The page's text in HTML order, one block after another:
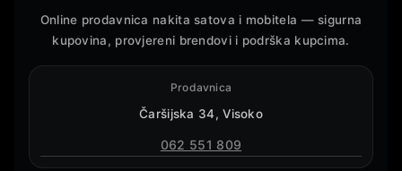
Online prodavnica nakita satova i mobitela — sigurna
kupovina, provjereni brendovi i podrška kupcima.
Prodavnica
Čaršijska 34, Visoko
062 551 809